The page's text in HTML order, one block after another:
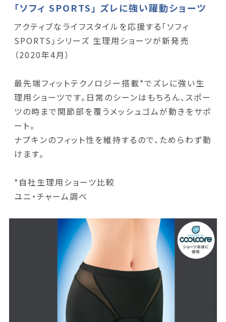
「ソフィ SPORTS」 ズレに強い躍動ショーツ
アクティブなライフスタイルを応援する「ソフィ
SPORTS」シリーズ 生理用ショーツが新発売
（2020年4月）
最先端フィットテクノロジー搭載*でズレに強い生
理用ショーツです。日常のシーンはもちろん、スポー
ツの時まで関節部を覆うメッシュゴムが動きをサポ
ート。
ナプキンのフィット性を維持するので、ためらわず動
けます。
*自社生理用ショーツ比較
ユニ・チャーム調べ